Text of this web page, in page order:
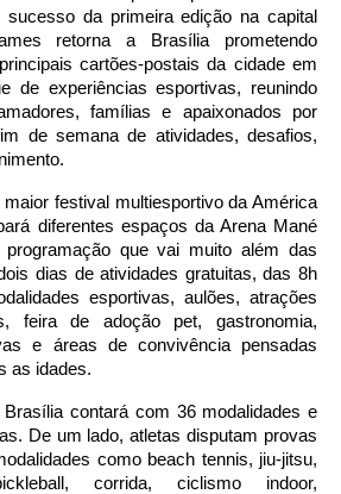
da primeira edição na capital
retorna a Brasília prometendo
cartões-postais da cidade em
de experiências esportivas, reunindo
famílias e apaixonados por
de semana de atividades, desafios,
festival multiesportivo da América
diferentes espaços da Arena Mané
que vai muito além das
dias de atividades gratuitas, das 8h
esportivas, aulões, atrações
feira de adoção pet, gastronomia,
e áreas de convivência pensadas
as idades.
contará com 36 modalidades e
De um lado, atletas disputam provas
como beach tennis, jiu-jitsu,
corrida, ciclismo indoor,